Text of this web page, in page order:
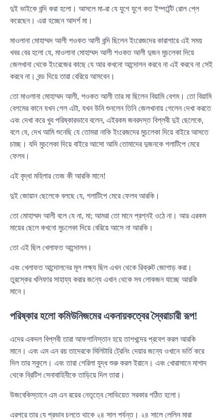
দুই ভাইকে বন্দি করা হলো। আসলে মা-রা যে যুগে যুগে কত ইম্পর্টেন্ট রোল প্লে
করেছেন। এরা হচ্ছেন আদর্শ মা।
মাওলানা মোহাম্মদ আলী শওকত আলী বন্দি ছিলেন ইংরেজদের কারাগারে এই সময়
খবর বের হলো যে, মাওলানা মোহাম্মদ আলী শওকত আলী দুজন মুচলেকা দিয়ে
জেলখানা থেকে ইংরেজের কাছে যে আর কখনো আন্দোলন করবে না এই করবে না সেই
করবে না। বন্ড দিয়ে তারা বেরিয়ে আসবেন।
তো মাওলানা মোহাম্মদ আলী, শওকত আলী তার মা ছিলেন বিয়ামি বেগম। তো বিয়ামি
বেগমের কানে যখন গেল এটা, যখন উনি শুনলেন তিনি জেলখানায় গেলেন দেখা করতে
এবং দেখা করে খুব পরিষ্কারভাবে বলেন, এইরকম জবরদস্ত বিপ্লবী দুই ছেলেকে,
বলে যে, দেখ আমি শুনেছি যে তোমরা নাকি ইংরেজদের মুচলেকা দিয়ে বাইরে আসতে
চাচ্ছ। যদি মুচলেকা দিয়ে বাইরে আসো আমি তোমাদের দুজনকে গলাটিপে মেরে
ফেলব।
এই বৃদ্ধা মহিলার তেজ কী আরকি মানে!
দুই জোয়ান ছেলেকে বলছে যে, গলাটিপে মেরে ফেলব আরকি।
তো মোহাম্মদ আলী বলে যে না, মা; আমরা তো মানে প্রশ্নই ওঠে না। আর এরকম
মায়ের ছেলে কখনো মুচলেকা দিয়ে বেরিয়ে আসে না আরকি।
তো এই ছিল খেলাফত আন্দোলন।
এবং খেলাফত আন্দোলনের মূল লক্ষ্য ছিল এখন থেকে রিক্রুট জোগাড় করা।
তুরস্কের খলিফার সাহায্য করার জন্যে এখান থেকে সব লোকজন যাচ্ছে আরকি
মানে।
পরিষ্কার হলো কমিউনিজমের একনায়কত্বের স্বৈরাচারী রূপ!
এদের একদল বিপ্লবী তারা আফগানিস্তান হয়ে তাশখন্দের প্রবেশ করল আরকি
মানে। এবং এম এন রয় তাদেরকে মিলিটারি ট্রেনিং দেয়ার জন্যে ওখানে ভর্তি করে
দিল তার স্কুলে। এবং তারা গেরিলা যুদ্ধ শুরু করল ইরানে। এবং খোরাসানে মাশাদ
থেকে ব্রিটিশ সেনাবাহিনীকে তাড়িয়ে দিল তারা।
উজবেকিস্তানে এম এন রয়ের নেতৃত্বে সোভিয়েত সরকার গঠিত হলো।
এরপরে তার যে প্রভাব চলতে থাকে ২৪ সাল পর্যন্ত। ২৪ সালে লেলিন মারা